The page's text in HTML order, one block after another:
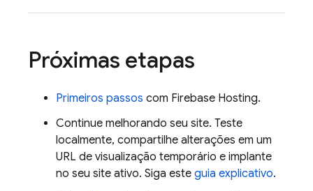
Próximas etapas
Primeiros passos com Firebase Hosting.
Continue melhorando seu site. Teste
localmente, compartilhe alterações em um
URL de visualização temporário e implante
no seu site ativo. Siga este guia explicativo.